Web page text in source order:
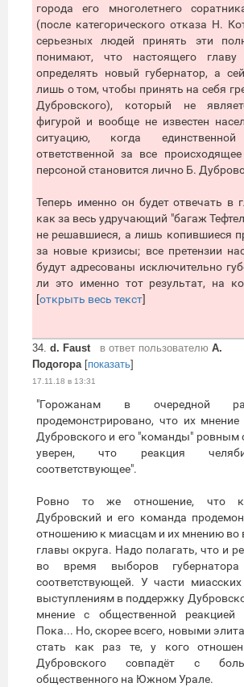
города его многолетнего
(после категорического отказа Н.
серьезных людей принять эти
понимают, что настоящего главу
определять новый губернатор, а
лишь о том, чтобы принять на себя
Дубровского), который не
фигурой и вообще не известен
ситуацию, когда единственной
ответственной за все
персоной становится лично Б.
Теперь именно он будет отвечать в
как за весь удручающий "багаж
не решавшиеся, а лишь копившиеся
за новые кризисы; все претензии
будут адресованы исключительно
ли это именно тот результат, на
[открыть весь текст]
34. d. Faust в ответ пользователю А.
Подогора[показать]
17.11.18 в 13:31
"Горожанам в очередной
продемонстрировано, что их
Дубровского и его "команды" ровным
уверен, что реакция
соответствующее".
Ровно то же отношение, что к
Дубровский и его команда
отношению к миасцам и их мнению во
главы округа. Надо полагать, что и
во время выборов
соответствующей. У части
выступлениям в поддержку
мнение с общественной реакцией
Пока... Но, скорее всего, новыми
стать как раз те, у кого
Дубровского совпадёт с
общественного на Южном Урале.